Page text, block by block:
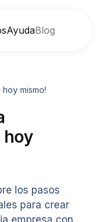
AyudaBlog
hoy mismo!
hoy
los pasos
para crear
empresa con